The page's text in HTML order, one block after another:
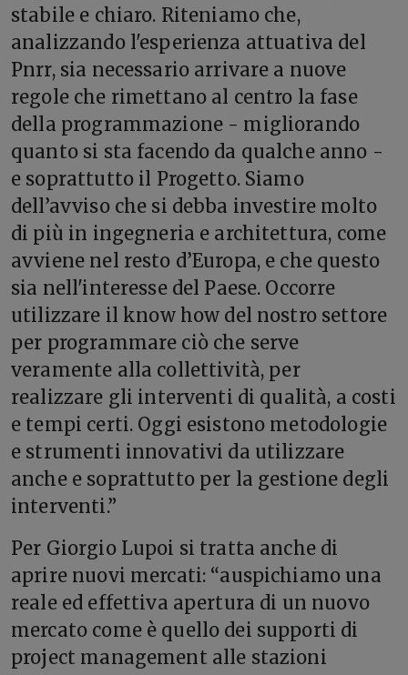
stabile e chiaro. Riteniamo che,
analizzando l'esperienza attuativa del
Pnrr, sia necessario arrivare a nuove
regole che rimettano al centro la fase
della programmazione - migliorando
quanto si sta facendo da qualche anno -
e soprattutto il Progetto. Siamo
dell’avviso che si debba investire molto
di più in ingegneria e architettura, come
avviene nel resto d’Europa, e che questo
sia nell'interesse del Paese. Occorre
utilizzare il know how del nostro settore
per programmare ciò che serve
veramente alla collettività, per
realizzare gli interventi di qualità, a costi
e tempi certi. Oggi esistono metodologie
e strumenti innovativi da utilizzare
anche e soprattutto per la gestione degli
interventi.”
Per Giorgio Lupoi si tratta anche di
aprire nuovi mercati: “auspichiamo una
reale ed effettiva apertura di un nuovo
mercato come è quello dei supporti di
project management alle stazioni